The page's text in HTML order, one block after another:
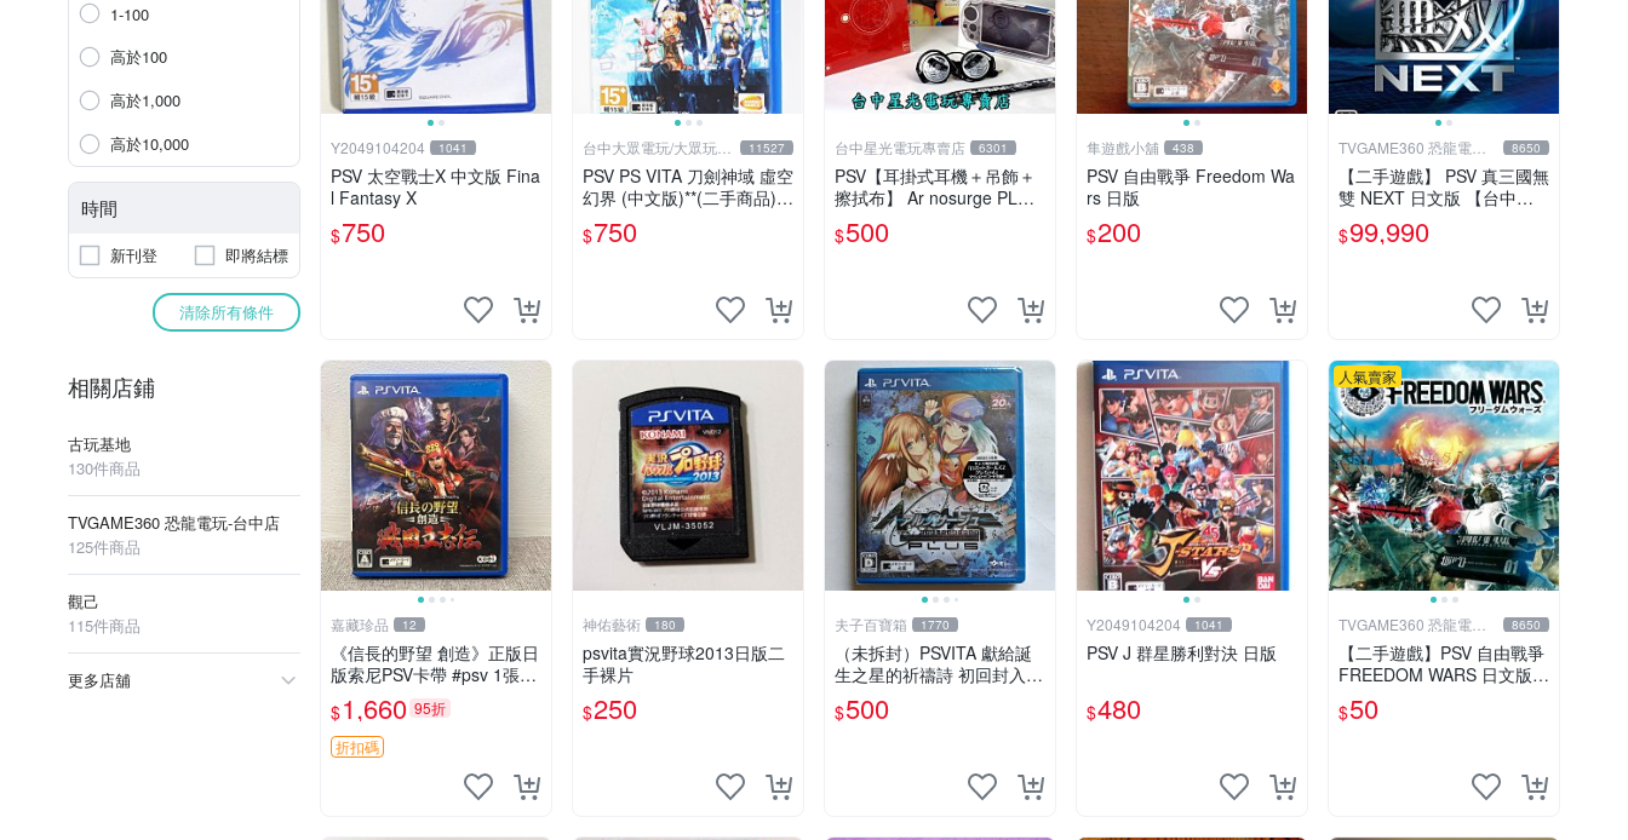
1-100
高於100
高於1,000
高於10,000
時間
新刊登 即將結標
清除所有條件
相關店鋪
古玩基地
130件商品
TVGAME360 恐龍電玩-台中店
125件商品
觀己
115件商品
更多店舖
Y2049104204 1041
PSV 太空戰士X 中文版 Fina
l Fantasy X
$750
台中大眾電玩/大眾玩具
店
11527
PSV PS VITA 刀劍神域 虛空
幻界 (中文版)**(二手商品)
【台中大眾電玩】
$750
台中星光電玩專賣店 6301
PSV【耳掛式耳機＋吊飾＋
擦拭布】 Ar nosurge PLUS
獻給誕生之星的祈禱詩 【限
定特典升級包】台中星光電
$500
隼遊戲小舖 438
PSV 自由戰爭 Freedom Wa
rs 日版
$200
TVGAME360 恐龍電玩- 8650
【二手遊戲】 PSV 真三國無
雙 NEXT 日文版 【台中恐
龍電玩】
$99,990
嘉藏珍品 12
《信長的野望 創造》正版日
版索尼PSV卡帶 #psv 1張，
同時購第二張起可減張， 成
色如圖，原相機拍攝，一卡
一拍，因相機，光線環境等
因素，成色可能與
$1,660 95折
折扣碼
神佑藝術 180
psvita實況野球2013日版二
手裸片
$250
夫子百寶箱 1770
（未拆封）PSVITA 獻給誕
生之星的祈禱詩 初回封入特
典
$500
Y2049104204 1041
PSV J 群星勝利對決 日版
$480
人氣賣家
TVGAME360 恐龍電玩- 8650
【二手遊戲】PSV 自由戰爭
FREEDOM WARS 日文版
【台中恐龍電玩】
$50